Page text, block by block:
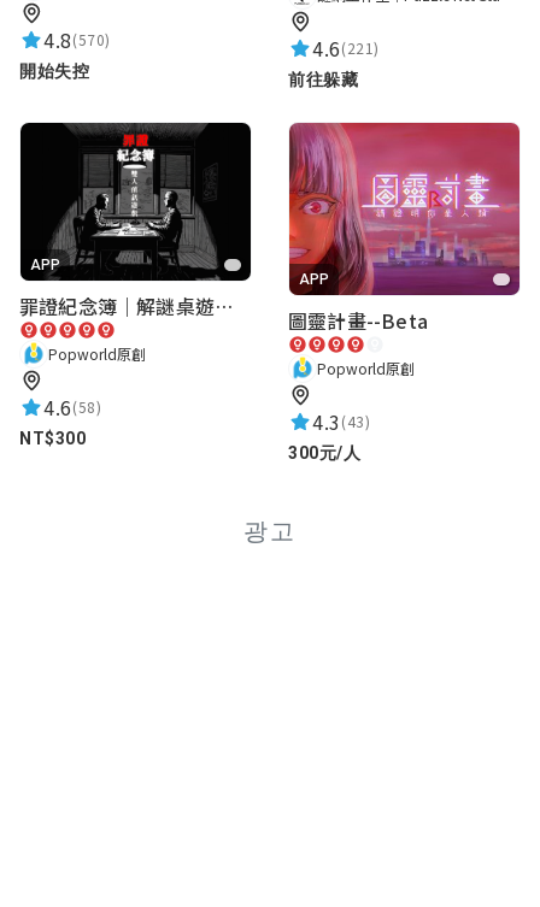
JY K
2024-09-17 16:40:49
★★★★★
第1關比較難，可以補一下解題說明
Lou Chang
2024-07-28 19:28:07
★★★★★
火車照片可以再清楚一點
★★★★★
4.8(570)
開始失控
4.6(221)
前往躲藏
APP
罪證紀念簿｜解謎桌遊｜警匪偵訊｜室內遊戲
Popworld原創
4.6(58)
NT$300
APP
圖靈計畫--Beta
Popworld原創
4.3(43)
300元/人
광고